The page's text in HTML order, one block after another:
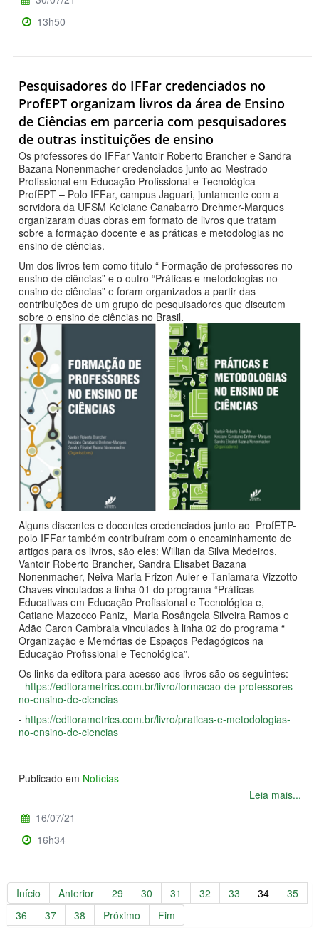
13h50
Pesquisadores do IFFar credenciados no
ProfEPT organizam livros da área de Ensino
de Ciências em parceria com pesquisadores
de outras instituições de ensino
Os professores do IFFar Vantoir Roberto Brancher e Sandra
Bazana Nonenmacher credenciados junto ao Mestrado
Profissional em Educação Profissional e Tecnológica –
ProfEPT – Polo IFFar, campus Jaguari, juntamente com a
servidora da UFSM Keiciane Canabarro Drehmer-Marques
organizaram duas obras em formato de livros que tratam
sobre a formação docente e as práticas e metodologias no
ensino de ciências.
Um dos livros tem como título “ Formação de professores no
ensino de ciências” e o outro “Práticas e metodologias no
ensino de ciências” e foram organizados a partir das
contribuições de um grupo de pesquisadores que discutem
sobre o ensino de ciências no Brasil.
Alguns discentes e docentes credenciados junto ao ProfETP-
polo IFFar também contribuíram com o encaminhamento de
artigos para os livros, são eles: Willian da Silva Medeiros,
Vantoir Roberto Brancher, Sandra Elisabet Bazana
Nonenmacher, Neiva Maria Frizon Auler e Taniamara Vizzotto
Chaves vinculados a linha 01 do programa “Práticas
Educativas em Educação Profissional e Tecnológica e,
Catiane Mazocco Paniz, Maria Rosângela Silveira Ramos e
Adão Caron Cambraia vinculados à linha 02 do programa “
Organização e Memórias de Espaços Pedagógicos na
Educação Profissional e Tecnológica”.
Os links da editora para acesso aos livros são os seguintes:
- https://editorametrics.com.br/livro/formacao-de-professores-
no-ensino-de-ciencias
- https://editorametrics.com.br/livro/praticas-e-metodologias-
no-ensino-de-ciencias
Publicado em Notícias
Leia mais...
16/07/21
16h34
Início Anterior 29 30 31 32 33 34
35
36
37 38 Próximo
Fim